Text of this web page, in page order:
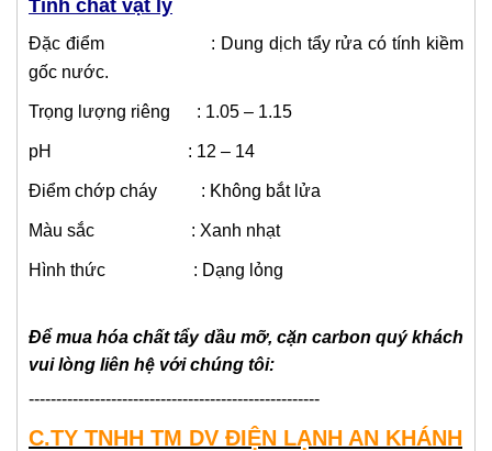
Tính chất vật lý
Đặc điểm : Dung dịch tẩy rửa có tính kiềm
gốc nước.
Trọng lượng riêng : 1.05 – 1.15
pH : 12 – 14
Điểm chớp cháy : Không bắt lửa
Màu sắc : Xanh nhạt
Hình thức : Dạng lỏng
Để muahóa chất tẩy dầu mỡ, cặn carbon quý khách
vui lòng liên hệ với chúng tôi:
-----------------------------------------------------
C.TY TNHH TM DV ĐIỆN LẠNH AN KHÁNH